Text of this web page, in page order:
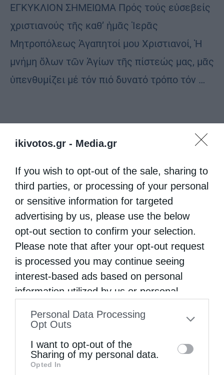
ikivotos.gr - Media.gr
If you wish to opt-out of the sale, sharing to
third parties, or processing of your personal
or sensitive information for targeted
advertising by us, please use the below
opt-out section to confirm your selection.
Please note that after your opt-out request
is processed you may continue seeing
interest-based ads based on personal
information utilized by us or personal
to your opt-out. You may separately opt-out
information by third parties on the IAB’s list
of downstream participants. This
Personal Data Processing
Opt Outs
I want to opt-out of the
Sharing of my personal data.
Opted In
ΕΓΚΥΚΛΙΟΝ ΣΗΜΕΙΩΜΑ Πρός τούς εὐσεβείς
χριστιανούς τῆς καθ’ ἡμᾶς Ἱερᾶς
Μητροπόλεως Ἀγαπητοί μου Χριστιανοί, Ἡ
μνήμη ὅλων τῶν Ἁγίων τῆς πίστεώς μας, μᾶς
ὑπενθυμίζει μέ τόν πιό δυνατό τρόπο τόν …